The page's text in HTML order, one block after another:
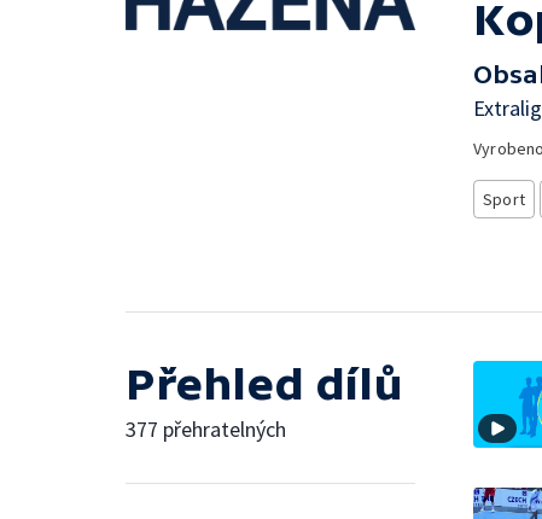
Vyrobeno
Sport
Přehled dílů
377 přehratelných